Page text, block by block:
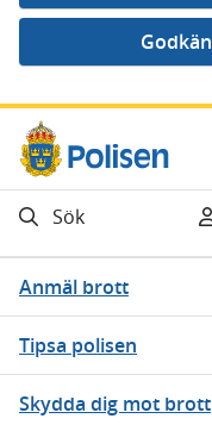
Gå direkt till innehåll
Sök
Anmäl brott
Tipsa polisen
Skydda dig mot brott